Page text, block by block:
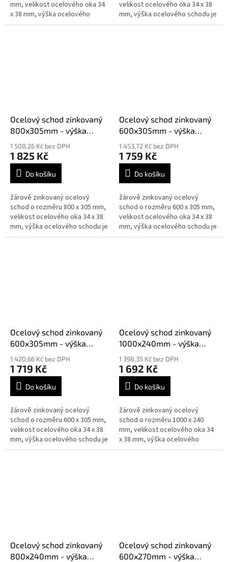
mm, velikost ocelového oka 34
x 38 mm, výška ocelového
schodu je 30 mm síla 2 mm,
velikost ocelového oka 34 x 38
mm, výška ocelového schodu je
30 mm síla 3 mm, splňují normy
Ocelový schod zinkovaný
800x305mm - výška
30mm síla 2mm
1 508,26 Kč bez DPH
1 825 Kč
Do košíku
žárově zinkovaný ocelový
schod o rozměru 800 x 305 mm,
velikost ocelového oka 34 x 38
mm, výška ocelového schodu je
30 mm síla 2 mm, splňují normy
Ocelový schod zinkovaný
600x305mm - výška
30mm síla 3mm
1 453,72 Kč bez DPH
1 759 Kč
Do košíku
žárově zinkovaný ocelový
schod o rozměru 600 x 305 mm,
velikost ocelového oka 34 x 38
mm, výška ocelového schodu je
30 mm síla 3 mm, splňují normy
Ocelový schod zinkovaný
600x305mm - výška
30mm síla 2mm
1 420,66 Kč bez DPH
1 719 Kč
Do košíku
žárově zinkovaný ocelový
schod o rozměru 600 x 305 mm,
velikost ocelového oka 34 x 38
mm, výška ocelového schodu je
30 mm síla 2 mm, splňují normy
Ocelový schod zinkovaný
1000x240mm - výška
30mm síla 2mm
1 398,35 Kč bez DPH
1 692 Kč
Do košíku
žárově zinkovaný ocelový
schod o rozměru 1000 x 240
mm, velikost ocelového oka 34
x 38 mm, výška ocelového
schodu je 30 mm síla 2 mm,
Ocelový schod zinkovaný
800x240mm - výška
Ocelový schod zinkovaný
600x270mm - výška